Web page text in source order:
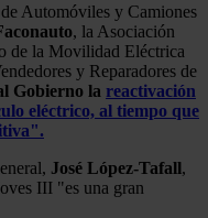
Automóviles y Camiones
, la Asociación
de la Movilidad Eléctrica
y Reparadores de
Gobierno la reactivación
eléctrico, al tiempo que
José López-Tafall,
III "es una gran